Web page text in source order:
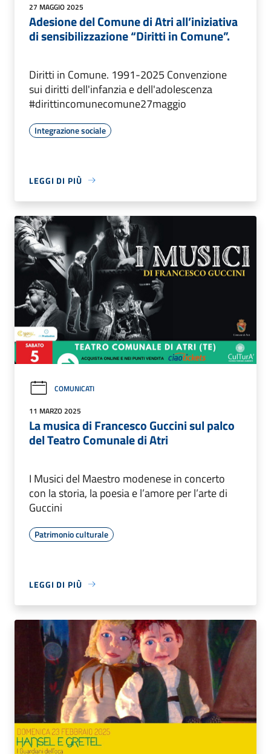
27 MAGGIO 2025
Adesione del Comune di Atri all’iniziativa
di sensibilizzazione “Diritti in Comune”.
Diritti in Comune. 1991-2025 Convenzione
sui diritti dell'infanzia e dell'adolescenza
#dirittincomunecomune27maggio
Integrazione sociale
LEGGI DI PIÙ
COMUNICATI
11 MARZO 2025
La musica di Francesco Guccini sul palco
del Teatro Comunale di Atri
I Musici del Maestro modenese in concerto
con la storia, la poesia e l’amore per l’arte di
Guccini
Patrimonio culturale
LEGGI DI PIÙ